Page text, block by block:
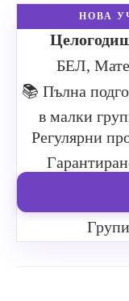
НОВА
БЕЛ,
📚 Пълна
в малки
Регулярни